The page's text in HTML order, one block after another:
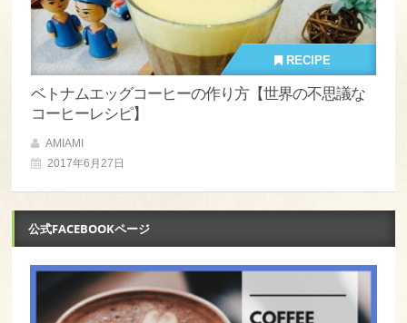
RECIPE
ベトナムエッグコーヒーの作り方【世界の不思議な
コーヒーレシピ】
AMIAMI
2017年6月27日
公式FACEBOOKページ